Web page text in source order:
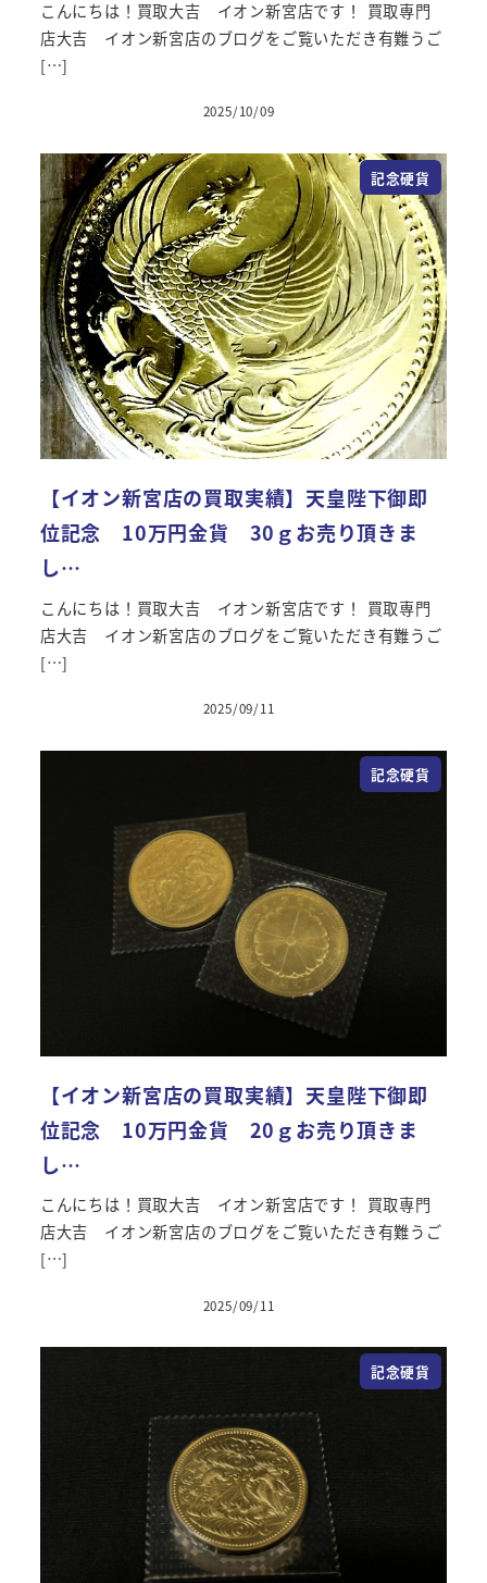
こんにちは！買取大吉 イオン新宮店です！ 買取専門
店大吉 イオン新宮店のブログをご覧いただき有難うご
[…]
投稿日
2025/10/09
記念硬貨
【イオン新宮店の買取実績】天皇陛下御即
位記念 10万円金貨 30ｇお売り頂きま
し…
こんにちは！買取大吉 イオン新宮店です！ 買取専門
店大吉 イオン新宮店のブログをご覧いただき有難うご
[…]
投稿日
2025/09/11
記念硬貨
【イオン新宮店の買取実績】天皇陛下御即
位記念 10万円金貨 20ｇお売り頂きま
し…
こんにちは！買取大吉 イオン新宮店です！ 買取専門
店大吉 イオン新宮店のブログをご覧いただき有難うご
[…]
投稿日
2025/09/11
記念硬貨